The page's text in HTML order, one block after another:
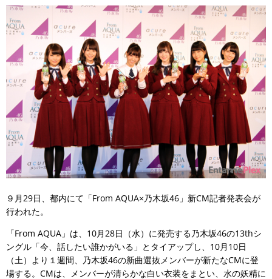
９月29日、都内にて「From AQUA×乃木坂46」新CM記者発表会が
行われた。
「From AQUA」は、10月28日（水）に発売する乃木坂46の13thシ
ングル「今、話したい誰かがいる」とタイアップし、10月10日
（土）より１週間、乃木坂46の新曲選抜メンバーが新たなCMに登
場する。CMは、メンバーが清らかな白い衣装をまとい、水の妖精に